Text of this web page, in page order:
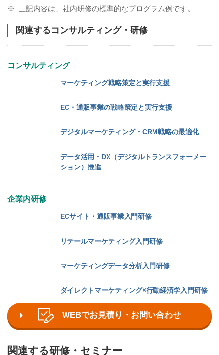
※ 上記内容は、社内研修の標準的なプログラム例です。
関連するコンサルティング・研修
コンサルティング
マーケティング戦略策定と実行支援
EC・通販事業の戦略策定と実行支援
デジタルマーケティング・CRM戦略の最適化
データ活用・DX（デジタルトランスフォーメー
ション）推進
企業内研修
ECサイト・通販事業入門研修
リテールマーケティング入門研修
マーケティングデータ分析入門研修
ダイレクトマーケティング×行動経済学入門研修
WEBでお見積り・お問い合わせ
関連する研修・セミナー